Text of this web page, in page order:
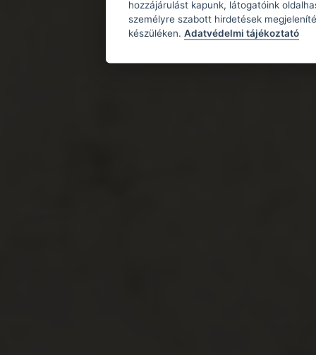
hozzájárulást kapunk, látogatóink
személyre szabott hirdetések
készüléken. Adatvédelmi tájékoztató